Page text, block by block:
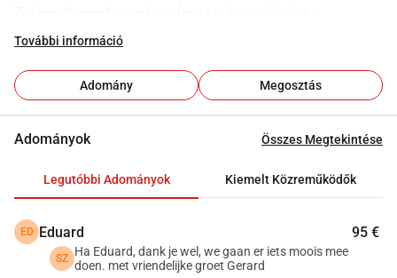
Zakkendragershuisje és a Drijfzand munkájához. Rengeteg
mindig hálásak leszünk neked.
A Zakkendragershuisje egy kulturális ANBI
. Ez kedvező
Van kérdésed?
További információ
Adomány Megosztás
Adományok Összes Megtekintése
Legutóbbi Adományok Kiemelt Közreműködők
ED Eduard 95 €
SZ Ha Eduard, dank je wel, we gaan er iets moois mee
doen. met vriendelijke groet Gerard